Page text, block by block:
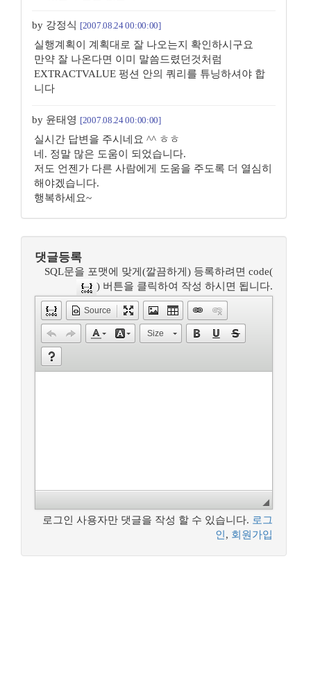
by 강정식 [2007.08.24 00:00:00]
실행계획이 계획대로 잘 나오는지 확인하시구요
만약 잘 나온다면 이미 말씀드렸던것처럼
EXTRACTVALUE 펑션 안의 쿼리를 튜닝하셔야 합
니다
by 윤태영 [2007.08.24 00:00:00]
실시간 답변을 주시네요 ^^ ㅎㅎ
네. 정말 많은 도움이 되었습니다.
저도 언젠가 다른 사람에게 도움을 주도록 더 열심히
해야겠습니다.
행복하세요~
댓글등록
SQL문을 포맷에 맞게(깔끔하게) 등록하려면 code(
) 버튼을 클릭하여 작성 하시면 됩니다.
Source
Size
로그인 사용자만 댓글을 작성 할 수 있습니다. 로그
인 , 회원가입